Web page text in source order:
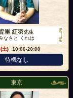
里 紅羽先生
なさと くれは
土)
10:00-20:00
待機なし
東京